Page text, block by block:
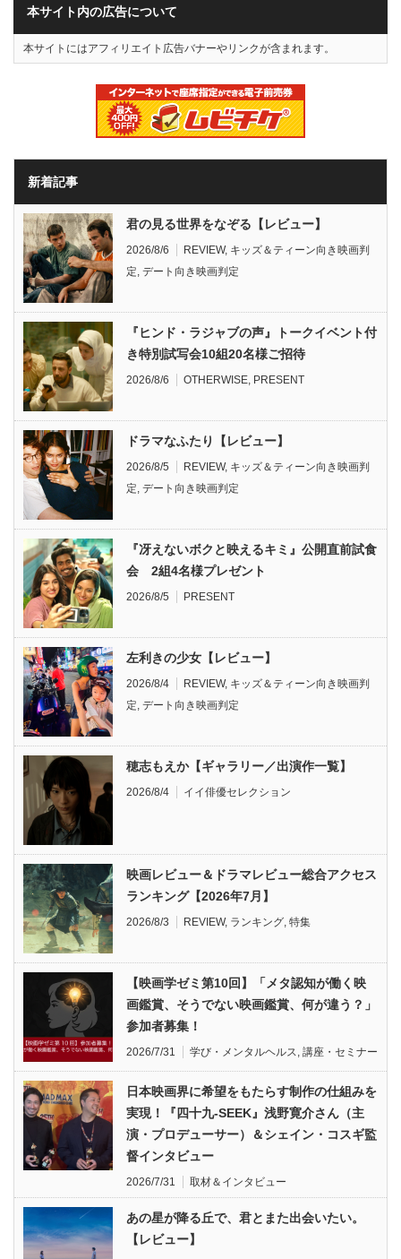
本サイト内の広告について
本サイトにはアフィリエイト広告バナーやリンクが含まれます。
新着記事
君の見る世界をなぞる【レビュー】
2026/8/6 REVIEW, キッズ＆ティーン向き映画判
定, デート向き映画判定
『ヒンド・ラジャブの声』トークイベント付
き特別試写会10組20名様ご招待
2026/8/6 OTHERWISE, PRESENT
ドラマなふたり【レビュー】
2026/8/5 REVIEW, キッズ＆ティーン向き映画判
定, デート向き映画判定
『冴えないボクと映えるキミ』公開直前試食
会 2組4名様プレゼント
2026/8/5 PRESENT
左利きの少女【レビュー】
2026/8/4 REVIEW, キッズ＆ティーン向き映画判
定, デート向き映画判定
穂志もえか【ギャラリー／出演作一覧】
2026/8/4 イイ俳優セレクション
映画レビュー＆ドラマレビュー総合アクセス
ランキング【2026年7月】
2026/8/3 REVIEW, ランキング, 特集
【映画学ゼミ第10回】「メタ認知が働く映
画鑑賞、そうでない映画鑑賞、何が違う？」
参加者募集！
2026/7/31 学び・メンタルヘルス, 講座・セミナー
日本映画界に希望をもたらす制作の仕組みを
実現！『四十九-SEEK』浅野寛介さん（主
演・プロデューサー）＆シェイン・コスギ監
督インタビュー
2026/7/31 取材＆インタビュー
あの星が降る丘で、君とまた出会いたい。
【レビュー】